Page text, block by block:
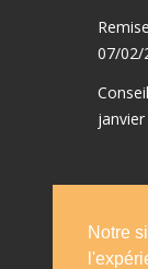
07/02/
Notre